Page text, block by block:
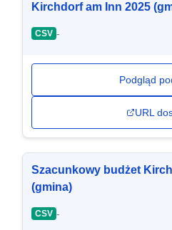
Kirchdorf am Inn 2025
CSV -
Podgląd
URL
Szacunkowy budżet
(gmina)
CSV -